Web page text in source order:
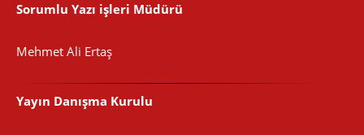
Sorumlu Yazı işleri Müdürü
Mehmet Ali Ertaş
Yayın Danışma Kurulu